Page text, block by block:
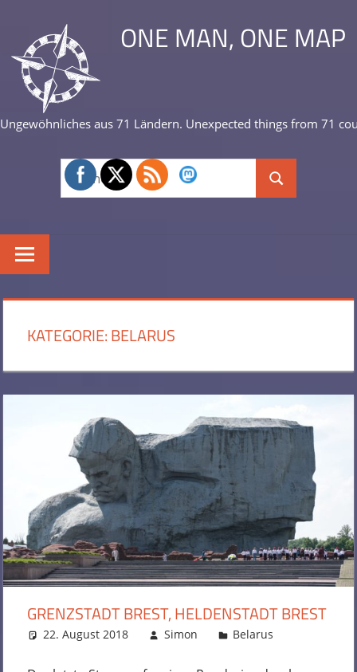
Inhalt
springen
ONE MAN, ONE MAP
Ungewöhnliches aus 71 Ländern. Unexpected things from 71
Suchen
nach:
Suchen
KATEGORIE:BELARUS
GRENZSTADT BREST, HELDENSTADT BREST
22. August 2018 Simon
Belarus